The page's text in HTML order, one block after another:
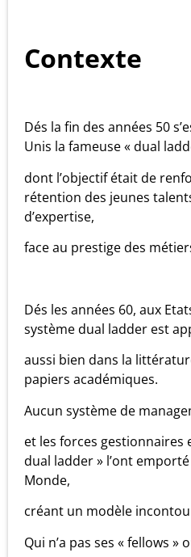
Contexte
Dés la fin des années 50
Unis la fameuse « dual
dont l’objectif était de
rétention des jeunes
d’expertise,
face au prestige des
Dés les années 60, aux
système dual ladder est
aussi bien dans la
papiers académiques.
Aucun système de
et les forces gestionnaires
dual ladder » l’ont
Monde,
créant un modèle
Qui n’a pas ses « fellows »